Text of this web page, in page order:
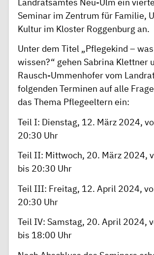
Seminar im Zentrum für Familie,
Kultur im Kloster Roggenburg an.
Unter dem Titel „Pflegekind –
wissen?“ gehen Sabrina Klettner
Rausch-Ummenhofer vom
folgenden Terminen auf alle
das Thema Pflegeeltern ein:
Teil I: Dienstag, 12. März 2024,
20:30 Uhr
Teil II: Mittwoch, 20. März 2024,
bis 20:30 Uhr
Teil III: Freitag, 12. April 2024,
20:30 Uhr
Teil IV: Samstag, 20. April 2024,
bis 18:00 Uhr